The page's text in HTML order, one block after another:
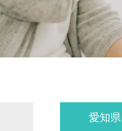
愛知県